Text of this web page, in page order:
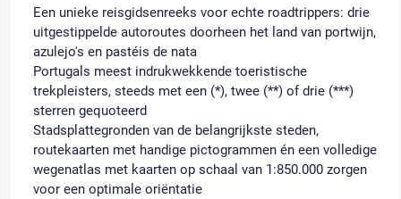
Een unieke reisgidsenreeks voor echte roadtrippers: drie
uitgestippelde autoroutes doorheen het land van portwijn,
azulejo's en pastéis de nata
Portugals meest indrukwekkende toeristische
trekpleisters, steeds met een (*), twee (**) of drie (***)
sterren gequoteerd
Stadsplattegronden van de belangrijkste steden,
routekaarten met handige pictogrammen én een volledige
wegenatlas met kaarten op schaal van 1:850.000 zorgen
voor een optimale oriëntatie